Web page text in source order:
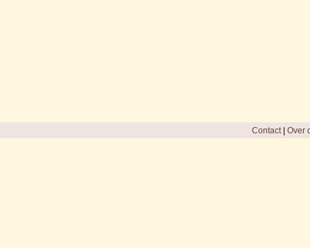
Contact| Over